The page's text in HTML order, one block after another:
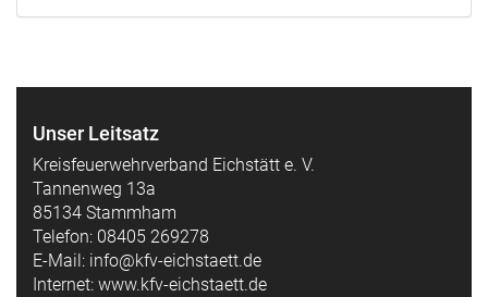
Unser Leitsatz
Kreisfeuerwehrverband Eichstätt e. V.
Tannenweg 13a
85134 Stammham
Telefon: 08405 269278
E-Mail: info@kfv-eichstaett.de
Internet: www.kfv-eichstaett.de